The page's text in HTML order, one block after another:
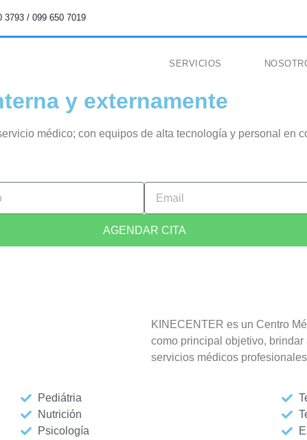
3793 / 099 650 7019
SERVICIOS
y externamente
médico; con equipos de alta tecnología y personal en
AGENDAR CITA
KINECENTER es un Centro
como principal objetivo,
servicios médicos
Pediátria
Nutrición
Psicología